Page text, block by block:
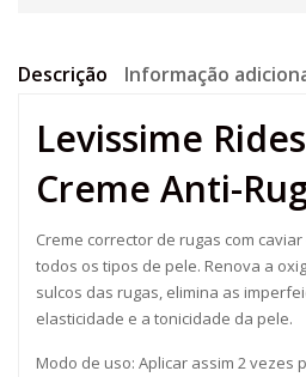
Descrição Informação
Levissime
Creme Anti-
Creme corrector de rugas com
todos os tipos de pele. Renova a
sulcos das rugas, elimina as
elasticidade e a tonicidade da pele.
Modo de uso: Aplicar assim 2 vezes